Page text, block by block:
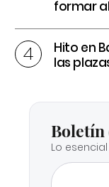
formar
Hito en
las
Boletín
Lo